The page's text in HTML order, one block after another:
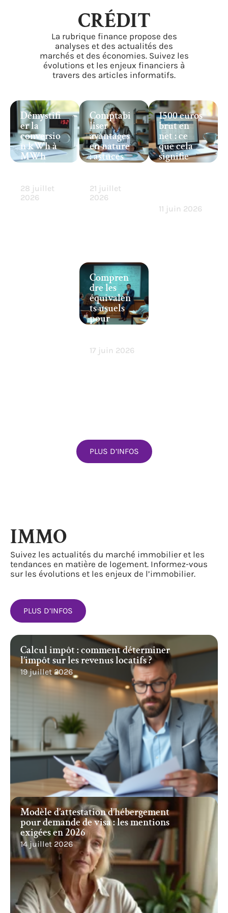
CRÉDIT
La rubrique finance propose des
analyses et des actualités des
marchés et des économies. Suivez les
évolutions et les enjeux financiers à
travers des articles informatifs.
Démystifi
er la
conversio
n kWh à
MWh
pour les
28 juillet
2026
Comptabi
liser
avantages
en nature
: astuces
et conseils
21 juillet
2026
Compren
dre les
équivalen
ts usuels
pour
maîtriser
17 juin 2026
1500 euros
brut en
net : ce
que cela
signifie
vraiment
11 juin 2026
PLUS D’INFOS
IMMO
Suivez les actualités du marché immobilier et les
tendances en matière de logement. Informez-vous
sur les évolutions et les enjeux de l’immobilier.
PLUS D’INFOS
Calcul impôt : comment déterminer
l’impôt sur les revenus locatifs ?
19 juillet 2026
Modèle d’attestation d’hébergement
pour demande de visa : les mentions
exigées en 2026
14 juillet 2026